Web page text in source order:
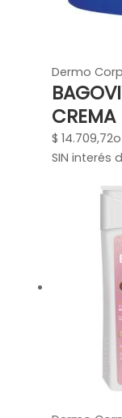
Dermo
CREMA
$ 14.709,72
SIN interés